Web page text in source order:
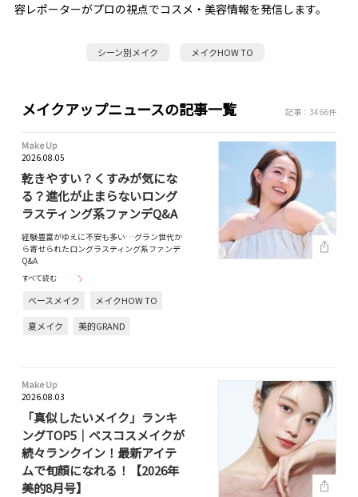
容レポーターがプロの視点でコスメ・美容情報を発信します。
シーン別メイク メイクHOW TO
メイクアップニュースの記事一覧 記事：3466件
Make Up
2026.08.05
乾きやすい？くすみが気にな
る？進化が止まらないロング
ラスティング系ファンデQ&A
経験豊富がゆえに不安も多い…グラン世代か
ら寄せられたロングラスティング系ファンデ
Q&A
すべて読む
ベースメイク
メイクHOW TO
夏メイク
美的GRAND
Make Up
2026.08.03
「真似したいメイク」ランキ
ングTOP5｜ベスコスメイクが
続々ランクイン！最新アイテ
ムで旬顔になれる！【2026年
美的8月号】